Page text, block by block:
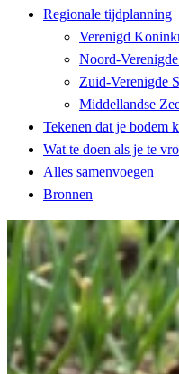
Regionale tijdplanning
Verenigd
Noord-
Zuid-Verenigde
Middellandse
Tekenen dat je bodem
Wat te doen als je te
Alles samenvoegen
Bronnen